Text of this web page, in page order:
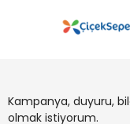
Kampanya, duyuru,
olmak istiyorum.